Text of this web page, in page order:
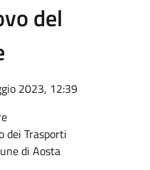
del
2023, 12:39
dei Trasporti
di Aosta